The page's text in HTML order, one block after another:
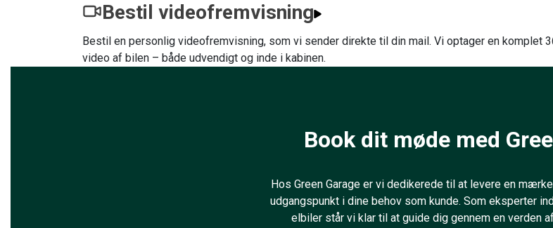
Bestil videofremvisning
Bestil en personlig videofremvisning, som vi sender direkte til din mail. Vi optager en komplet
video af bilen – både udvendigt og inde i kabinen.
Book dit møde med
Hos Green Garage er vi dedikerede til at levere en
udgangspunkt i dine behov som kunde. Som eksperter
elbiler står vi klar til at guide dig gennem en verden